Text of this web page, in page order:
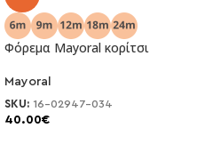
Φόρεμα Mayoral κορίτσι
Mayoral
SKU: 16-02947-034
40.00€